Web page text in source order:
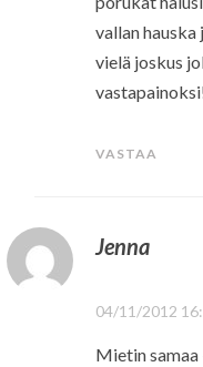
vallan hauska
vielä joskus
VASTAA
Jenna
04/11/2012
Mietin samaa